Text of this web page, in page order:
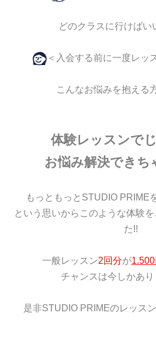
どのクラスに行けばい
＜入会する前に一度レッ
こんなお悩みを抱える
体験レッスンで
お悩み解決できち
もっともっとSTUDIO PRIME
という思いからこのような体験
た!!
一般レッスン2回分が
チャンスは今しかあり
是非STUDIO PRIMEのレッス